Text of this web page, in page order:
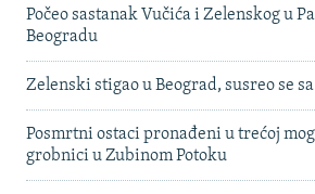
Počeo sastanak Vučića i Zelenskog u
Beogradu
Zelenski stigao u Beograd, susreo se
Posmrtni ostaci pronađeni u trećoj
grobnici u Zubinom Potoku